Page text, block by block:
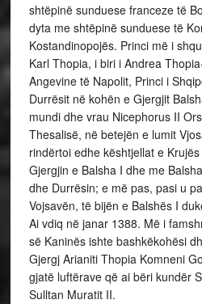
shtëpinë sunduese franceze të
dyta me shtëpinë sunduese të
Kostandinopojës. Princi më i
Karl Thopia, i biri i Andrea
Angevine të Napolit, Princi i
Durrësit në kohën e Gjergjit
mundi dhe vrau Nicephorus II
Thesalisë, në betejën e lumit
rindërtoi edhe kështjellat e
Gjergjin e Balsha I dhe me
dhe Durrësin; e më pas, pasi u
Vojsavën, të bijën e Balshës I
Ai vdiq në janar 1388. Më i
së Kaninës ishte bashkëkohësi
Gjergj Arianiti Thopia Komneni
gjatë luftërave që ai bëri kundër
Sulltan Muratit II.